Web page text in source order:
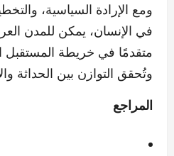
ومع الإرادة السياسية،
في الإنسان، يمكن للمدن
متقدمًا في خريطة المستقبل
وتُحقق التوازن بين الحداثة
المراجع